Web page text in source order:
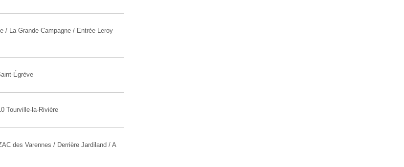
/ La Grande Campagne / Entrée Leroy
Égrève
Tourville-la-Rivière
des Varennes / Derrière Jardiland / A